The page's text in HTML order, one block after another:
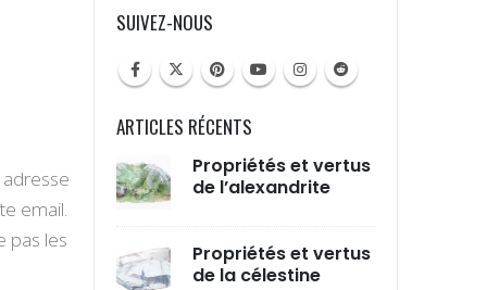
email.
pas les
SUIVEZ-NOUS
ARTICLES RÉCENTS
et vertus
Propriétés et vertus
de l’alexandrite
Propriétés et vertus
de la célestine